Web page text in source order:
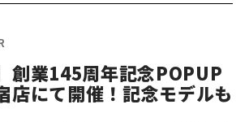
創業145周年記念POPUP
店にて開催！記念モデルも